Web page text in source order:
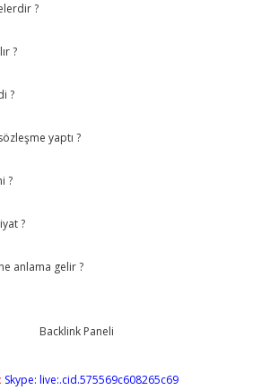
?
?
?
yaptı ?
?
?
anlama gelir ?
Skype: live:.cid.575569c608265c69